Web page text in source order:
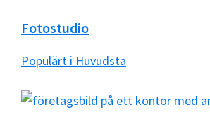
Fotostudio
Populärt i Huvudsta